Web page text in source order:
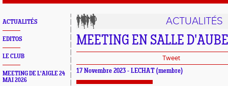
ACTUALITÉS
EDITOS
LE CLUB
MEETING DE L'AIGLE 24
MAI 2026
ACTUALITÉS
MEETING EN SALLE D'AUBE
Tweet
17 Novembre 2023 - LECHAT (membre)